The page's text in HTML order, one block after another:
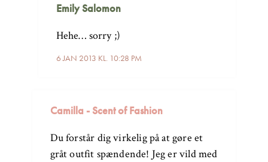
Emily Salomon
6 JAN 2013 KL. 10:28 PM
Hehe… sorry ;)
Camilla - Scent of Fashion
Du forstår dig virkelig på at gøre et
gråt outfit spændende! Jeg er vild med